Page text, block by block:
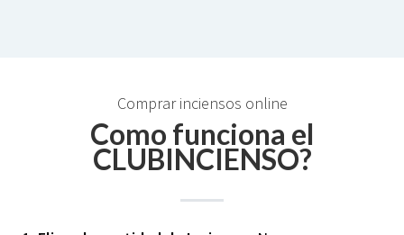
Comprar inciensos online
Como funciona el
CLUBINCIENSO?